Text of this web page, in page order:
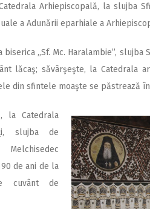
Arhiepiscopală, la slujba
a Adunării eparhiale a
biserica ,,Sf. Mc. Haralambie”,
lăcaş; săvârşeşte, la Catedrala
din sfintele moaşte se păstrează
la Catedrala
slujba de
de ani de la
cuvânt de